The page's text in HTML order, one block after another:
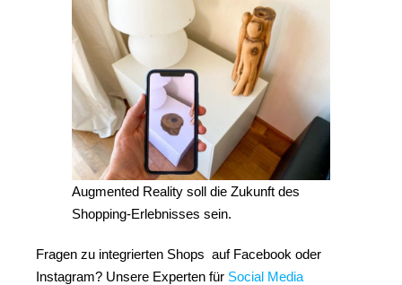
Augmented Reality soll die Zukunft des
Shopping-Erlebnisses sein.
Fragen zu integrierten Shops auf Facebook oder
Instagram? Unsere Experten für Social Media